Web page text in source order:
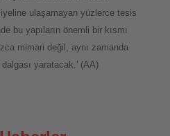
ulaşamayan yüzlerce tesis
bu yapıların önemli bir kısmı
mimari değil, aynı zamanda
yaratacak.' (AA)